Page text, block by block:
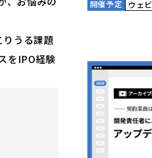
りうる課題
をIPO経験
開催予定
ウェ